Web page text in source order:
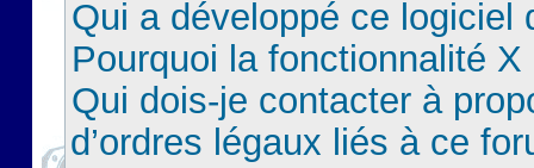
Qui a développé ce logiciel
Pourquoi la fonctionnalité X
Qui dois-je contacter à
d’ordres légaux liés à ce